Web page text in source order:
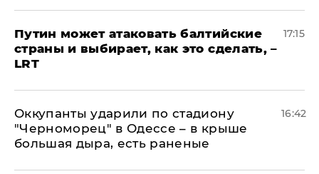
Путин может атаковать балтийские
страны и выбирает, как это сделать, –
LRT
17:15
Оккупанты ударили по стадиону
"Черноморец" в Одессе – в крыше
большая дыра, есть раненые
16:42